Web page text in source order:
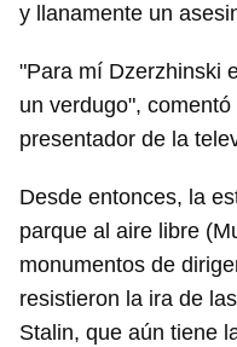
y llanamente un
"Para mí Dzerzhinski
un verdugo",
presentador de la
Desde entonces, la
parque al aire libre
monumentos de
resistieron la ira de
Stalin, que aún tiene